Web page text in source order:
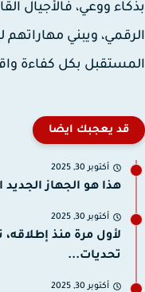
ووعي، فالأجيال
ويبني مهاراتهم
بكل كفاءة
قد يعجبك ايضا
أكتوبر 30, 2025
هذا هو الجهاز
أكتوبر 30, 2025
لأول مرة منذ إطلاقه،
تحديات...
أكتوبر 30, 2025